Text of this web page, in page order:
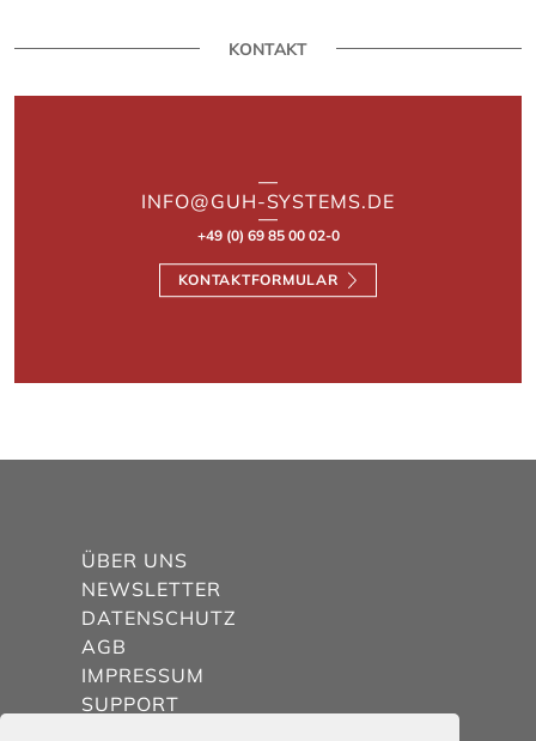
KONTAKT
INFO@GUH-SYSTEMS.DE
+49 (0) 69 85 00 02-0
KONTAKTFORMULAR
ÜBER UNS
NEWSLETTER
DATENSCHUTZ
AGB
IMPRESSUM
SUPPORT